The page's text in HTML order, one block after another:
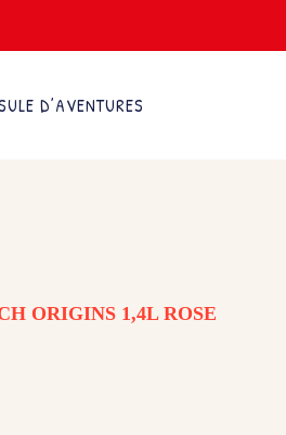
D’AVENTURES
ORIGINS 1,4L ROSE